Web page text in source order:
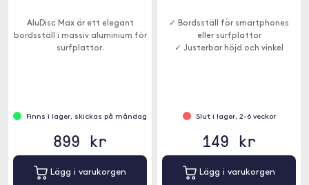
AluDisc Max är ett elegant
bordsställ i massiv aluminium för
surfplattor.
Finns i lager, skickas på måndag
899 kr
Lägg i varukorgen
✓ Bordsställ för smartphones
eller surfplattor
✓ Justerbar höjd och vinkel
Slut i lager, 2-6 veckor
149 kr
Lägg i varukorgen